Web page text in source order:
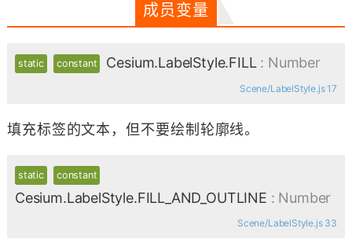
成员变量
static constant Cesium.LabelStyle.FILL : Number
Scene/LabelStyle.js 17
填充标签的文本，但不要绘制轮廓线。
static constant
Cesium.LabelStyle.FILL_AND_OUTLINE : Number
Scene/LabelStyle.js 33